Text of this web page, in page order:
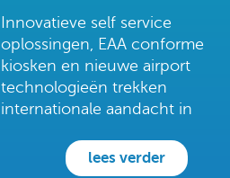
Innovatieve self service
oplossingen, EAA conforme
kiosken en nieuwe airport
technologieën trekken
internationale aandacht in
lees verder